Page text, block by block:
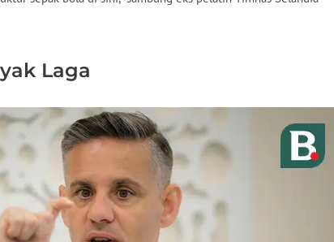
Laga